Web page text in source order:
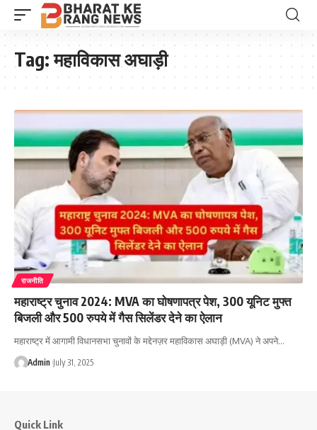
Tag:महाविकास अघाड़ी
राजनीति
महाराष्ट्र चुनाव 2024: MVA का घोषणापत्र पेश, 300 यूनिट मुफ्त
बिजली और 500 रुपये में गैस सिलेंडर देने का ऐलान
महाराष्ट्र में आगामी विधानसभा चुनावों के मद्देनज़र महाविकास अघाड़ी (MVA) ने अपने…
Admin July 31, 2025
Quick Link